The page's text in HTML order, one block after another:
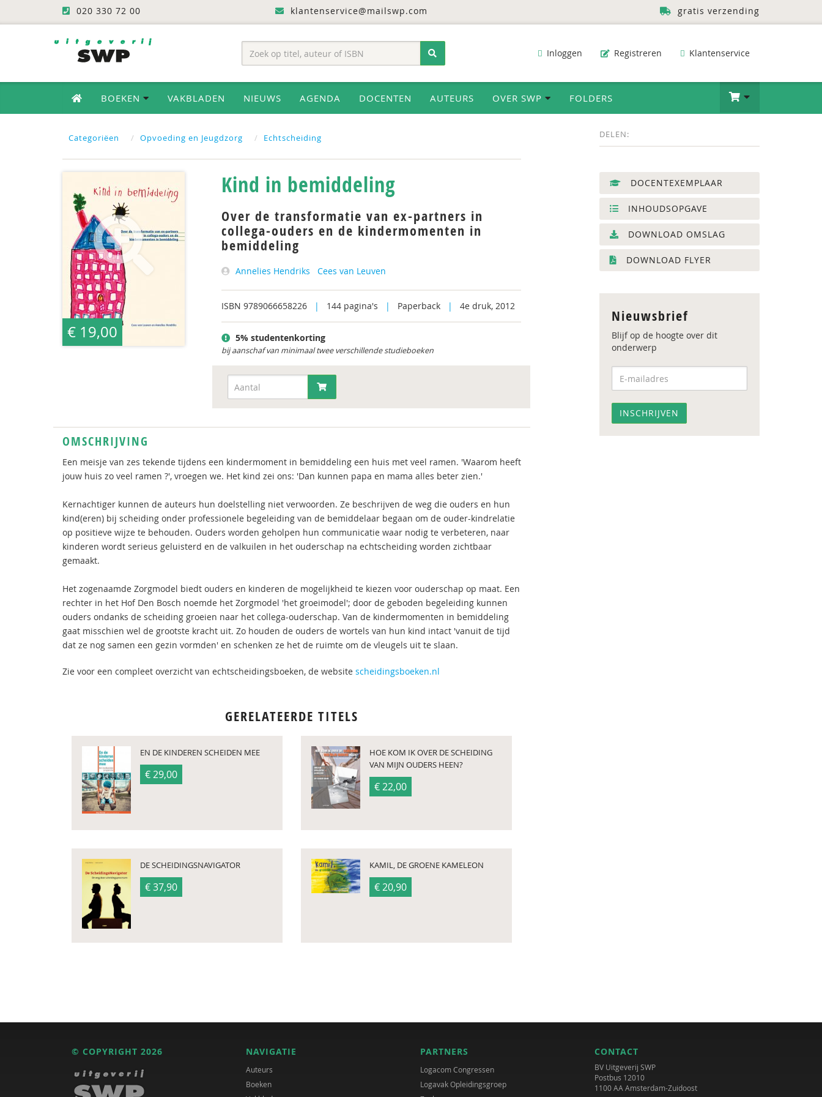
020 330 72 00 klantenservice@mailswp.com gratis verzending
Inloggen Registreren Klantenservice
BOEKEN VAKBLADEN NIEUWS AGENDA DOCENTEN AUTEURS OVER SWP FOLDERS
Categoriëen Opvoeding en Jeugdzorg Echtscheiding DELEN:
€ 19,00
Kind in bemiddeling
Over de transformatie van ex-partners in
collega-ouders en de kindermomenten in
bemiddeling
Annelies Hendriks Cees van Leuven
ISBN 9789066658226 | 144 pagina's | Paperback | 4e druk, 2012
5% studentenkorting
bij aanschaf van minimaal twee verschillende studieboeken
OMSCHRIJVING
Een meisje van zes tekende tijdens een kindermoment in bemiddeling een huis met veel ramen. 'Waarom heeft
jouw huis zo veel ramen ?', vroegen we. Het kind zei ons: 'Dan kunnen papa en mama alles beter zien.'
Kernachtiger kunnen de auteurs hun doelstelling niet verwoorden. Ze beschrijven de weg die ouders en hun
kind(eren) bij scheiding onder professionele begeleiding van de bemiddelaar begaan om de ouder-kindrelatie
op positieve wijze te behouden. Ouders worden geholpen hun communicatie waar nodig te verbeteren, naar
kinderen wordt serieus geluisterd en de valkuilen in het ouderschap na echtscheiding worden zichtbaar
gemaakt.
Het zogenaamde Zorgmodel biedt ouders en kinderen de mogelijkheid te kiezen voor ouderschap op maat. Een
rechter in het Hof Den Bosch noemde het Zorgmodel 'het groeimodel'; door de geboden begeleiding kunnen
ouders ondanks de scheiding groeien naar het collega-ouderschap. Van de kindermomenten in bemiddeling
gaat misschien wel de grootste kracht uit. Zo houden de ouders de wortels van hun kind intact 'vanuit de tijd
dat ze nog samen een gezin vormden' en schenken ze het de ruimte om de vleugels uit te slaan.
Zie voor een compleet overzicht van echtscheidingsboeken, de website scheidingsboeken.nl
GERELATEERDE TITELS
EN DE KINDEREN SCHEIDEN MEE
€ 29,00
HOE KOM IK OVER DE SCHEIDING
VAN MIJN OUDERS HEEN?
€ 22,00
DE SCHEIDINGSNAVIGATOR
€ 37,90
KAMIL, DE GROENE KAMELEON
€ 20,90
DOCENTEXEMPLAAR
INHOUDSOPGAVE
DOWNLOAD OMSLAG
DOWNLOAD FLYER
Nieuwsbrief
Blijf op de hoogte over dit
onderwerp
© COPYRIGHT 2026 NAVIGATIE
Auteurs
Boeken
PARTNERS
Logacom Congressen
Logavak Opleidingsgroep
CONTACT
BV Uitgeverij SWP
Postbus 12010
1100 AA Amsterdam-Zuidoost